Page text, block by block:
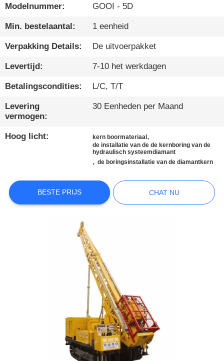
KWALITEITSCONTROLE
CHAT
NU
NEWS
PRIVACYBELEID
Modelnummer: GOOI - 5D
Min. bestelaantal: 1 eenheid
Verpakking Details: De uitvoerpakket
Levertijd: 7-10 het werkdagen
Betalingscondities: L/C, T/T
Levering
vermogen:
30 Eenheden per Maand
Hoog licht: kern boormateriaal ,
de installatie van de de kernboring van de
hydraulisch systeemdiamant
,de boringsinstallatie van de diamantkern
BESTE PRIJS CHAT NU